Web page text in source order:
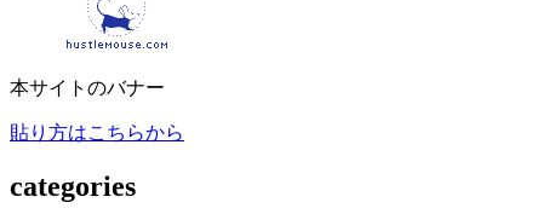
本サイトのバナー
貼り方はこちらから
categories